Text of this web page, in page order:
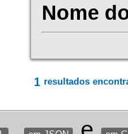
Nome
1 resultados